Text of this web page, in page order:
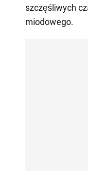
szczęśliwych
miodowego.